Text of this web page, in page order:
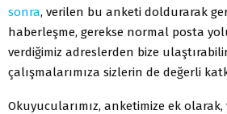
sonra, verilen bu anketi doldurarak
haberleşme, gerekse normal posta
verdiğimiz adreslerden bize
çalışmalarımıza sizlerin de değerli
Okuyucularımız, anketimize ek olarak,